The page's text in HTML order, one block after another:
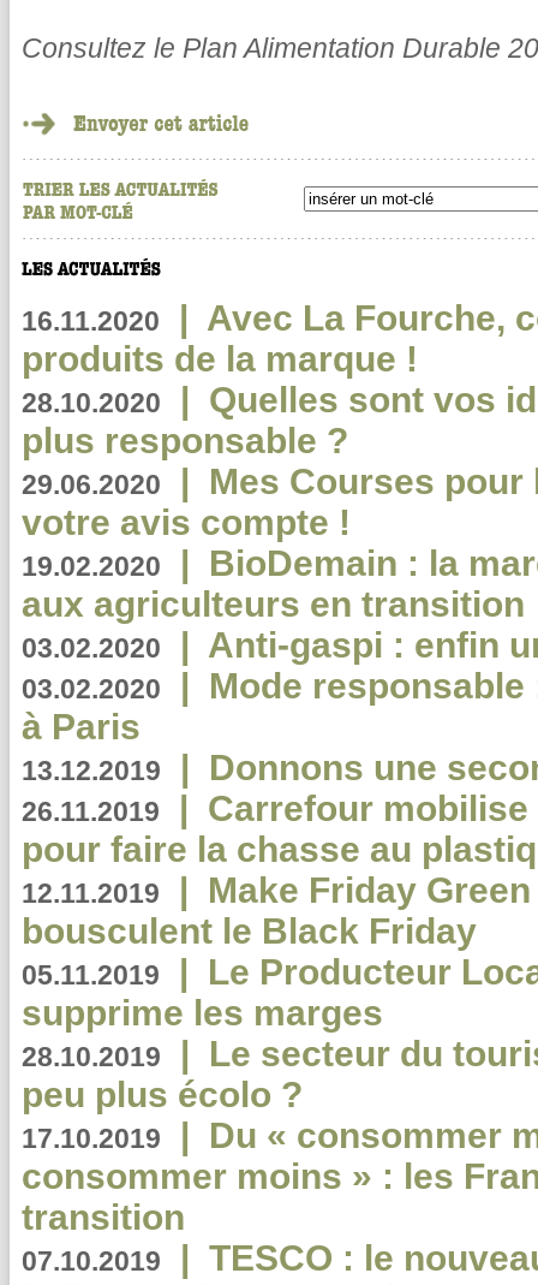
Consultez le Plan Alimentation Durable
16.11.2020 | Avec La Fourche,
produits de la marque !
28.10.2020 | Quelles sont vos
plus responsable ?
29.06.2020 | Mes Courses pour
votre avis compte !
19.02.2020 | BioDemain : la
aux agriculteurs en transition
03.02.2020 | Anti-gaspi : enfin
03.02.2020 | Mode
à Paris
13.12.2019 | Donnons une
26.11.2019 | Carrefour
pour faire la chasse au
12.11.2019 | Make Friday
bousculent le Black Friday
05.11.2019 | Le Producteur
supprime les marges
28.10.2019 | Le secteur du
peu plus écolo ?
17.10.2019 | Du « consommer
consommer moins » : les
transition
07.10.2019 | TESCO : le